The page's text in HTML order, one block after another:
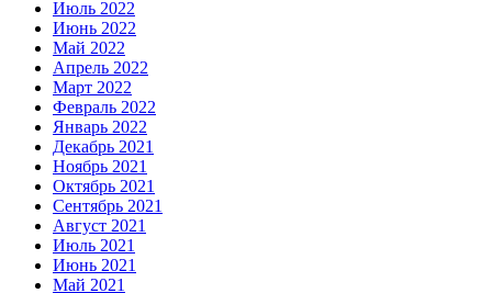
Июль 2022
Июнь 2022
Май 2022
Апрель 2022
Март 2022
Февраль 2022
Январь 2022
Декабрь 2021
Ноябрь 2021
Октябрь 2021
Сентябрь 2021
Август 2021
Июль 2021
Июнь 2021
Май 2021